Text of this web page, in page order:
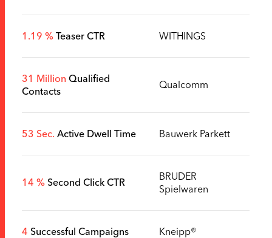
1.19 % Teaser CTR WITHINGS
31 Million Qualified
Contacts
Qualcomm
53 Sec. Active Dwell Time Bauwerk Parkett
14 % Second Click CTR
BRUDER
Spielwaren
4 Successful Campaigns Kneipp®